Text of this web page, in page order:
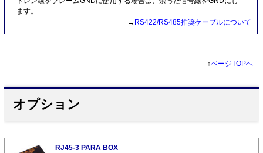
ます。
→ RS422/RS485推奨ケーブルについて
↑ページTOPへ
オプション
RJ45-3 PARA BOX